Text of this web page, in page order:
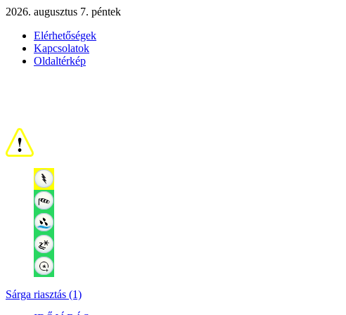
2026. augusztus 7. péntek
Elérhetőségek
Kapcsolatok
Oldaltérkép
Sárga riasztás (1)